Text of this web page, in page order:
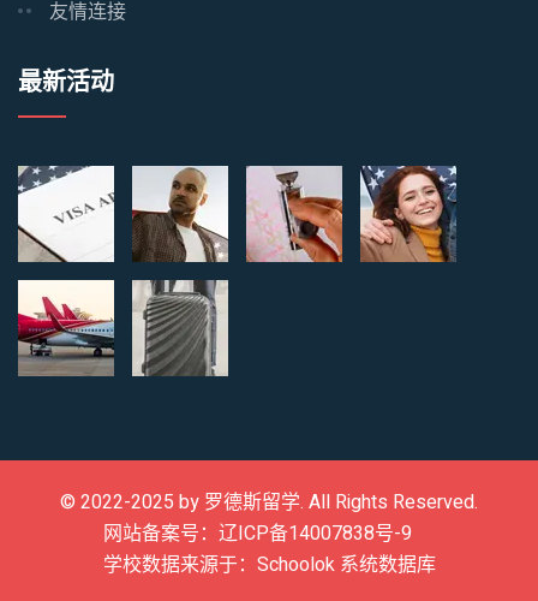
友情连接
最新活动
© 2022-2025 by 罗德斯留学. All Rights Reserved.
网站备案号：辽ICP备14007838号-9
学校数据来源于：Schoolok 系统数据库